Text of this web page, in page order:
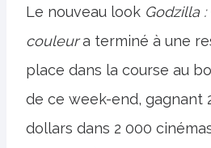
Le nouveau look Godzilla
couleura terminé à une
place dans la course au
de ce week-end, gagnant
dollars dans 2 000